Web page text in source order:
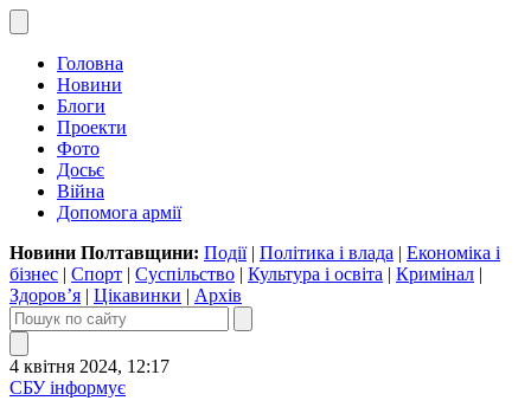
Головна
Новини
Блоги
Проекти
Фото
Досьє
Війна
Допомога армії
Новини Полтавщини: Події| Політика і влада | Економіка і
бізнес | Спорт | Суспільство | Культура і освіта | Кримінал |
Здоров’я | Цікавинки | Архів
4 квітня 2024, 12:17
СБУ інформує